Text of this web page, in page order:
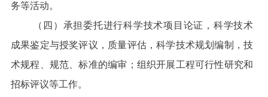
务等活动。
（四）承担委托进行科学技术项目论证，科学技术
成果鉴定与授奖评议，质量评估，科学技术规划编制，技
术规程、规范、标准的编审；组织开展工程可行性研究和
招标评议等工作。